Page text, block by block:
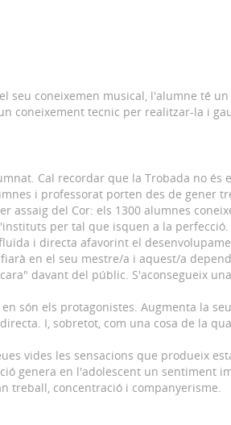
seu coneixemen musical, l'alumne té
coneixement tecnic per realitzar-la i
Cal recordar que la Trobada no és
i professorat porten des de gener
assaig del Cor: els 1300 alumnes
per tal que isquen a la perfecció.
i directa afavorint el
en el seu mestre/a i aquest/a
davant del públic. S'aconsegueix
són els protagonistes. Augmenta la
I, sobretot, com una cosa de la
vides les sensacions que produeix
genera en l'adolescent un sentiment
treball, concentració i companyerisme.